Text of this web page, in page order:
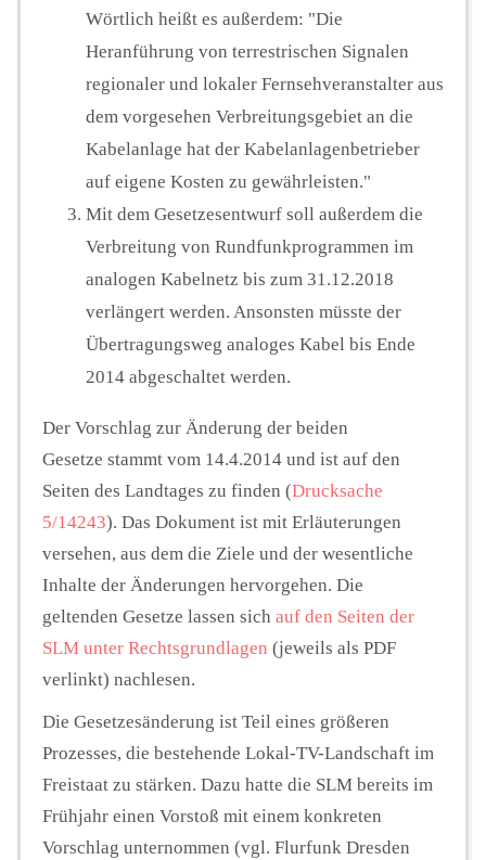
Wörtlich heißt es außerdem: "Die
Heranführung von terrestrischen Signalen
regionaler und lokaler Fernsehveranstalter aus
dem vorgesehen Verbreitungsgebiet an die
Kabelanlage hat der Kabelanlagenbetrieber
auf eigene Kosten zu gewährleisten."
Mit dem Gesetzesentwurf soll außerdem die
Verbreitung von Rundfunkprogrammen im
analogen Kabelnetz bis zum 31.12.2018
verlängert werden. Ansonsten müsste der
Übertragungsweg analoges Kabel bis Ende
2014 abgeschaltet werden.
Der Vorschlag zur Änderung der beiden
Gesetze stammt vom 14.4.2014 und ist auf den
Seiten des Landtages zu finden (Drucksache
5/14243). Das Dokument ist mit Erläuterungen
versehen, aus dem die Ziele und der wesentliche
Inhalte der Änderungen hervorgehen. Die
geltenden Gesetze lassen sich auf den Seiten der
SLM unter Rechtsgrundlagen (jeweils als PDF
verlinkt) nachlesen.
Die Gesetzesänderung ist Teil eines größeren
Prozesses, die bestehende Lokal-TV-Landschaft im
Freistaat zu stärken. Dazu hatte die SLM bereits im
Frühjahr einen Vorstoß mit einem konkreten
Vorschlag unternommen (vgl. Flurfunk Dresden